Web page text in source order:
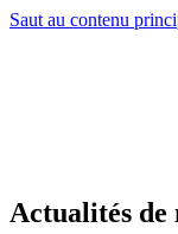
Saut au contenu
Actualités de